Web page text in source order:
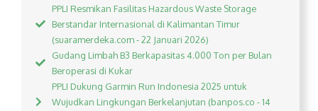
PPLI Resmikan Fasilitas Hazardous Waste Storage
Berstandar Internasional di Kalimantan Timur
(suaramerdeka.com - 22 Januari 2026)
Gudang Limbah B3 Berkapasitas 4.000 Ton per Bulan
Beroperasi di Kukar
PPLI Dukung Garmin Run Indonesia 2025 untuk
Wujudkan Lingkungan Berkelanjutan (banpos.co - 14